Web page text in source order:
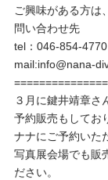
ご興味がある方は
問い合わせ先
tel：046-854-4770
mail:info@nana-
３月に鍵井靖章さ
予約販売もしてお
ナナにご予約いた
写真展会場でも販
ださい。